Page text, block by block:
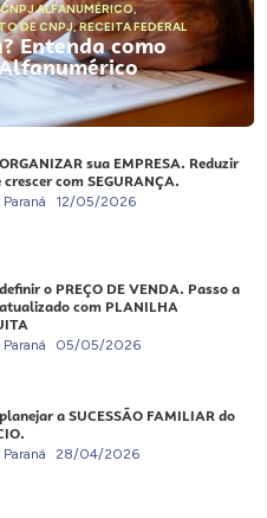
CNPJ ALFANUMÉRICO,
DE CNPJ,RECEITA FEDERAL
Entenda como
sua EMPRESA. Reduzir
crescer com SEGURANÇA.
12/05/2026
o PREÇO DE VENDA. Passo a
com PLANILHA
05/05/2026
a SUCESSÃO FAMILIAR do
28/04/2026